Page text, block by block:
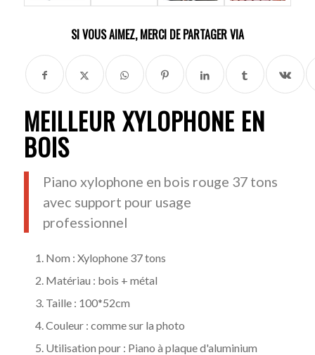
SI VOUS AIMEZ, MERCI DE PARTAGER VIA
MEILLEUR XYLOPHONE EN
BOIS
Piano xylophone en bois rouge 37 tons
avec support pour usage
professionnel
Nom : Xylophone 37 tons
Matériau : bois + métal
Taille : 100*52cm
Couleur : comme sur la photo
Utilisation pour : Piano à plaque d'aluminium